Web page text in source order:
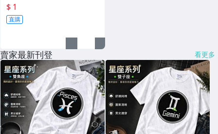
$ 1
直購
賣家最新刊登 看更多